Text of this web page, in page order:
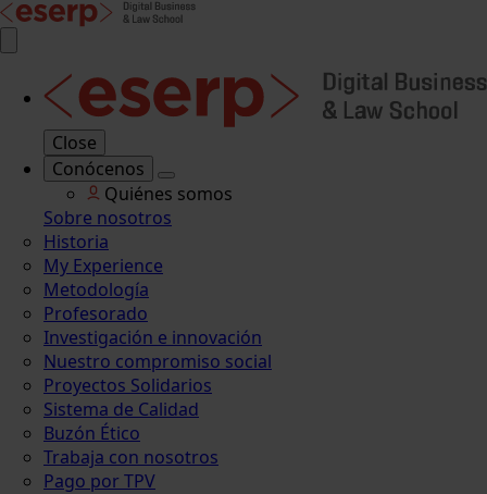
Close
Conócenos
Quiénes somos
Sobre nosotros
Historia
My Experience
Metodología
Profesorado
Investigación e innovación
Nuestro compromiso social
Proyectos Solidarios
Sistema de Calidad
Buzón Ético
Trabaja con nosotros
Pago por TPV